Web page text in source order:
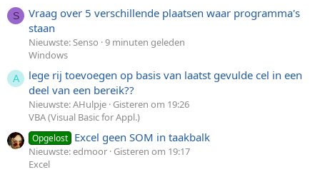
S
Vraag over 5 verschillende plaatsen waar programma's
staan
Nieuwste: Senso 9 minuten geleden
Windows
A
lege rij toevoegen op basis van laatst gevulde cel in een
deel van een bereik??
Nieuwste: AHulpje Gisteren om 19:26
VBA (Visual Basic for Appl.)
Opgelost Excel geen SOM in taakbalk
Nieuwste: edmoor Gisteren om 19:17
Excel